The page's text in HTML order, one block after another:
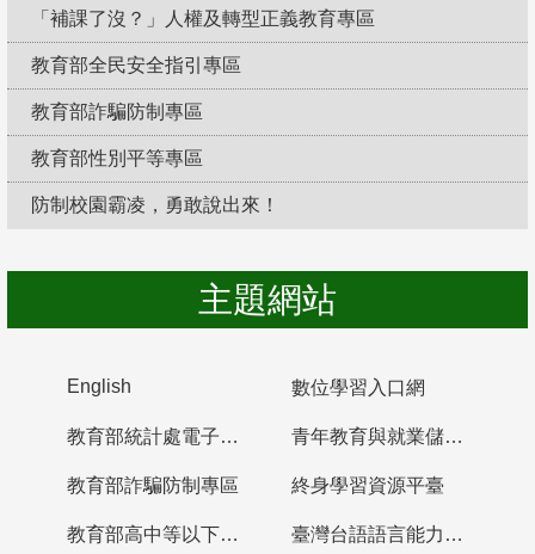
「補課了沒？」人權及轉型正義教育專區
教育部全民安全指引專區
教育部詐騙防制專區
教育部性別平等專區
防制校園霸凌，勇敢說出來！
主題網站
English 數位學習入口網
教育部統計處電子書櫃 青年教育與就業儲蓄帳戶
教育部詐騙防制專區 終身學習資源平臺
教育部高中等以下學校及幼兒園教師資格檢定考試 臺灣台語語言能力認證網站